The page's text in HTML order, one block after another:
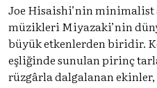
Joe Hisaishi’nin minimalist
müzikleri Miyazaki’nin
büyük etkenlerden biridir.
eşliğinde sunulan pirinç
rüzgârla dalgalanan